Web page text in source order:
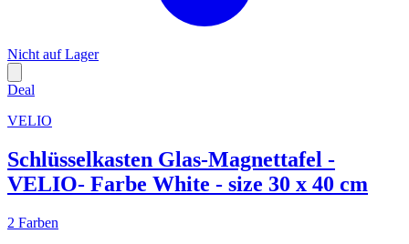
Nicht auf Lager
Deal
VELIO
Schlüsselkasten Glas-Magnettafel -
VELIO- Farbe White - size 30 x 40 cm
2 Farben